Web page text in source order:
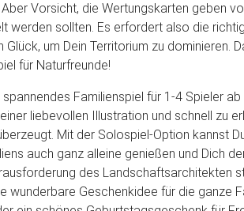
Vorsicht, die Wertungskarten geben
werden sollten. Es erfordert also die
Glück, um Dein Territorium zu dominieren.
für Naturfreunde!
Familienspiel für 1-4 Spieler ab
liebevollen Illustration und schnell zu
Mit der Solospiel-Option kannst
auch ganz alleine genießen und Dich
des Landschaftsarchitekten
wunderbare Geschenkidee für die ganze